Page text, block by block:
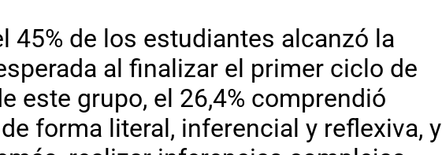
45% de los estudiantes alcanzó la
al finalizar el primer ciclo de
este grupo, el 26,4% comprendió
forma literal, inferencial y reflexiva, y